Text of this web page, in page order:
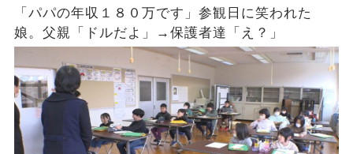
「パパの年収１８０万です」参観日に笑われた
娘。父親「ドルだよ」→保護者達「え？」